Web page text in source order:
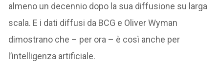
almeno un decennio dopo la sua diffusione su larga
scala. E i dati diffusi da BCG e Oliver Wyman
dimostrano che – per ora – è così anche per
l’intelligenza artificiale.